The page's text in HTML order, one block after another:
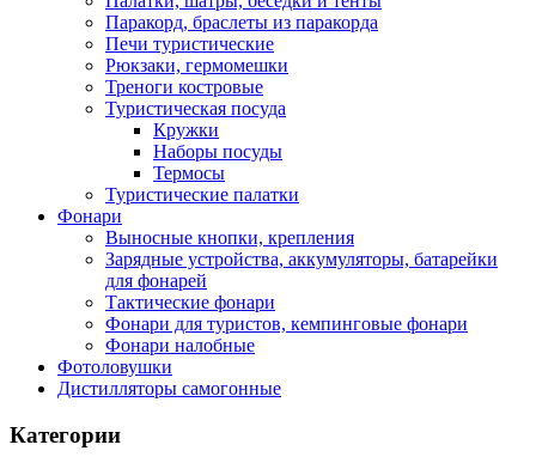
Паракорд, браслеты из паракорда
Печи туристические
Рюкзаки, гермомешки
Треноги костровые
Туристическая посуда
Кружки
Наборы посуды
Термосы
Туристические палатки
Фонари
Выносные кнопки, крепления
Зарядные устройства, аккумуляторы, батарейки
для фонарей
Тактические фонари
Фонари для туристов, кемпинговые фонари
Фонари налобные
Фотоловушки
Дистилляторы самогонные
Категории